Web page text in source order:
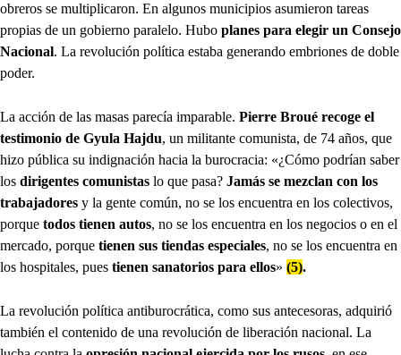
obreros se multiplicaron. En algunos municipios asumieron tareas
propias de un gobierno paralelo. Hubo planes para elegir un Consejo
Nacional. La revolución política estaba generando embriones de doble
poder.
La acción de las masas parecía imparable. Pierre Broué recoge el
testimonio de Gyula Hajdu, un militante comunista, de 74 años, que
hizo pública su indignación hacia la burocracia: «¿Cómo podrían saber
los dirigentes comunistas lo que pasa? Jamás se mezclan con los
trabajadores y la gente común, no se los encuentra en los colectivos,
porque todos tienen autos, no se los encuentra en los negocios o en el
mercado, porque tienen sus tiendas especiales, no se los encuentra en
los hospitales, pues tienen sanatorios para ellos» (5).
La revolución política antiburocrática, como sus antecesoras, adquirió
también el contenido de una revolución de liberación nacional. La